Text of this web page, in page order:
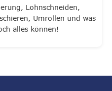
Lohnschneiden,
Umrollen und was
alles können!